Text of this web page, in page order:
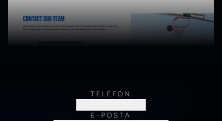
TELEFON
(0216) 706 60 64
E-POSTA